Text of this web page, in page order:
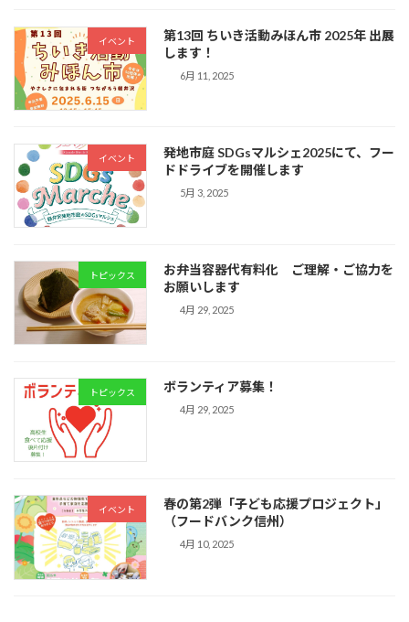
イベント
第13回 ちいき活動みほん市 2025年 出展
します！
6月 11, 2025
イベント
発地市庭 SDGsマルシェ2025にて、フー
ドドライブを開催します
5月 3, 2025
トピックス
お弁当容器代有料化 ご理解・ご協力を
お願いします
4月 29, 2025
トピックス ボランティア募集！
4月 29, 2025
イベント
春の第2弾「子ども応援プロジェクト」
（フードバンク信州）
4月 10, 2025